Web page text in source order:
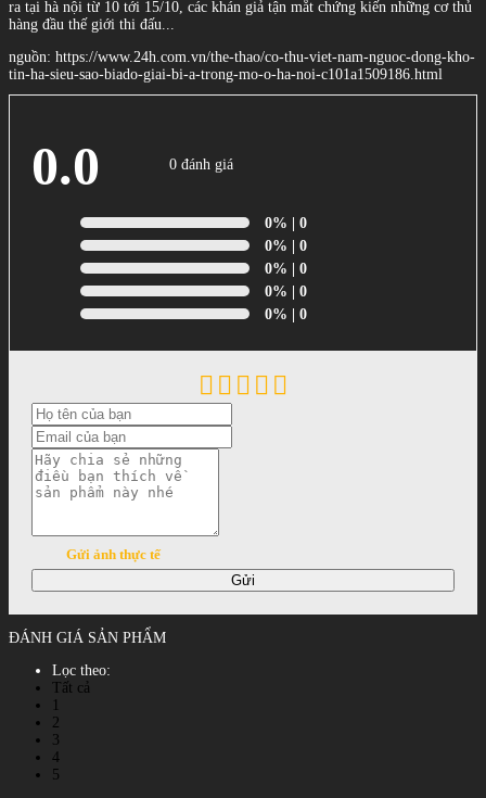
ra tại hà nội từ 10 tới 15/10, các khán giả tận mắt chứng kiến những cơ thủ
hàng đầu thế giới thi đấu...
nguồn: https://www.24h.com.vn/the-thao/co-thu-viet-nam-nguoc-dong-kho-
tin-ha-sieu-sao-biado-giai-bi-a-trong-mo-o-ha-noi-c101a1509186.html
0.0 0 đánh giá
0% | 0
0% | 0
0% | 0
0% | 0
0% | 0
Gửi ảnh thực tế
Gửi
ĐÁNH GIÁ SẢN PHẨM
Lọc theo:
Tất cả
1
2
3
4
5